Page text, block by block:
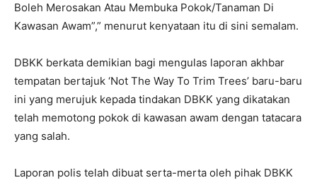
Boleh Merosakan Atau Membuka Pokok/Tanaman Di
Kawasan Awam”,” menurut kenyataan itu di sini semalam.
DBKK berkata demikian bagi mengulas laporan akhbar
tempatan bertajuk ‘Not The Way To Trim Trees’ baru-baru
ini yang merujuk kepada tindakan DBKK yang dikatakan
telah memotong pokok di kawasan awam dengan tatacara
yang salah.
Laporan polis telah dibuat serta-merta oleh pihak DBKK